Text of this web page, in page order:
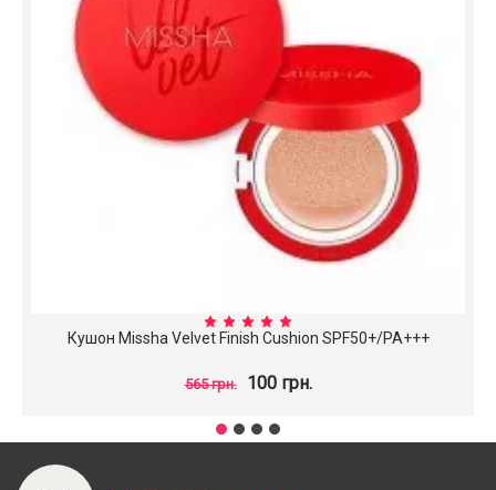
Кушон Missha Velvet Finish Cushion SPF50+/PA+++
565 грн. 100 грн.